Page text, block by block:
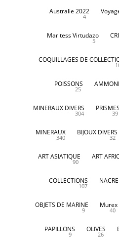
Australie 2022
4
Maritess Virtudazo
5
COQUILLAGES DE
POISSONS
25
MINERAUX DIVERS
304
PRISMES
39
MINERAUX
340
BIJOUX DIVERS
32
ART ASIATIQUE
90
ART
COLLECTIONS
107
OBJETS DE MARINE
9
Murex
40
PAPILLONS
9
OLIVES
26